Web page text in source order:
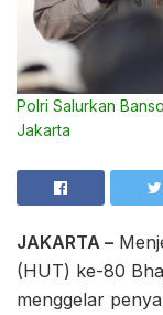
Polri Salurkan
Jakarta
JAKARTA –
(HUT) ke-80
menggelar